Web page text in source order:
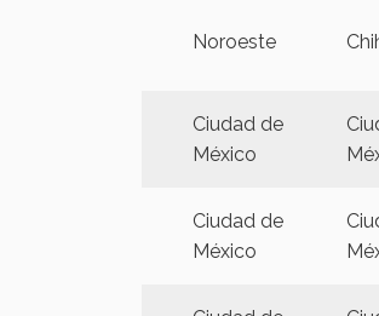
Noroeste
Ciudad de
México
Ciudad de
México